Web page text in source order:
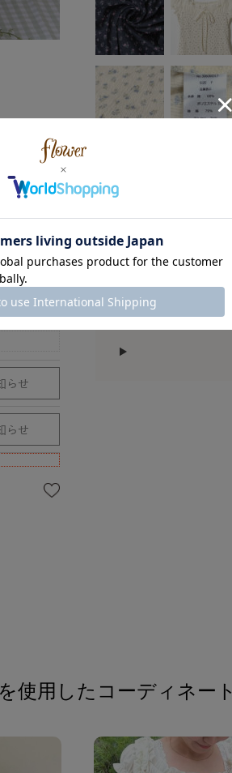
使用したコーディネート